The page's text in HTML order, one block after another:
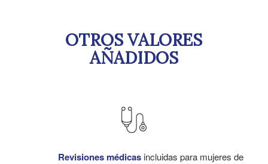
OTROS VALORES
AÑADIDOS
Revisiones médicasincluidas para mujeres de